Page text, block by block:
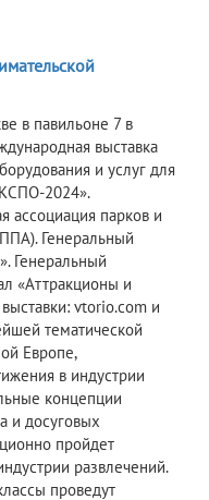
в павильоне 7 в
выставка
и услуг для
2024».
ассоциация парков и
Генеральный
Генеральный
«Аттракционы и
vtorio.com и
тематической
Европе,
в индустрии
концепции
и досуговых
пройдет
развлечений.
проведут